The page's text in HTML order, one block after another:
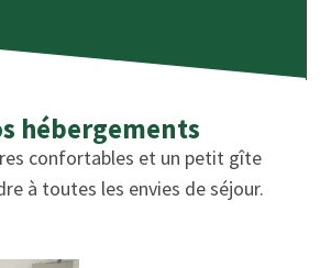
hébergements
confortables et un petit gîte
à toutes les envies de séjour.